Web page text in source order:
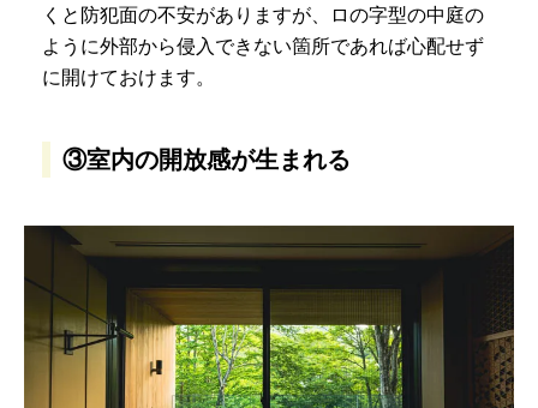
くと防犯面の不安がありますが、ロの字型の中庭の
ように外部から侵入できない箇所であれば心配せず
に開けておけます。
③室内の開放感が生まれる